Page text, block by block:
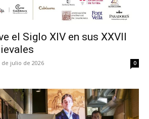
el Siglo XIV en sus XXVII
de julio de 2026 0